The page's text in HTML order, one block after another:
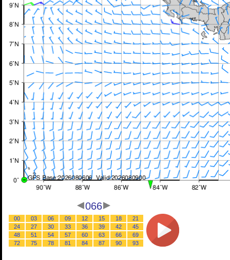
066
00 03 06 09 12 15 18
21
24
27 30 33 36 39 42
45
48
51 54 57 60 63 66
69
72
75 78 81 84 87 90 93